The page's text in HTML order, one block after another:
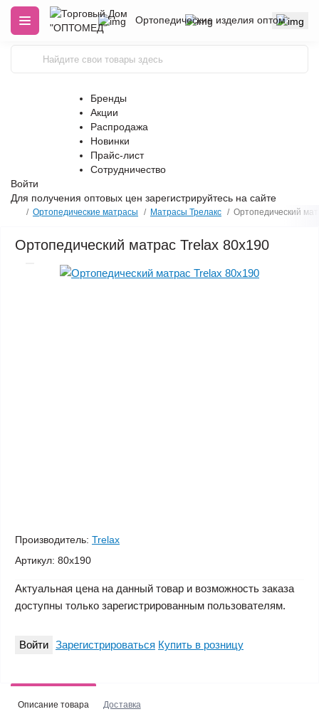
Ортопедические изделия оптом
Бренды
Акции
Распродажа
Новинки
Прайс-лист
Сотрудничество
Войти
Для получения оптовых цен зарегистрируйтесь на сайте
Ортопедические матрасы Матрасы Трелакс Оpтoпeдичecкий
Оpтoпeдичecкий матрас Trelax 80х190
Производитель: Trelax
Артикул: 80х190
Актуальная цена на данный товар и возможность заказа
доступны только зарегистрированным пользователям.
Войти Зарегистрироваться Купить в розницу
Описание товара Доставка